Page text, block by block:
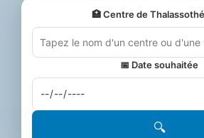
🏥 Centre de
📅 Date souhaitée
🔍